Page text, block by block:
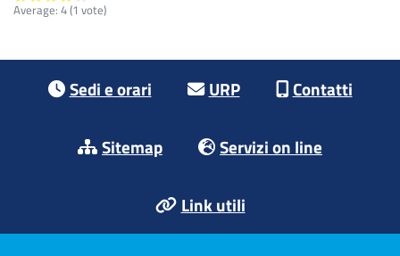
Average: 4(1 vote)
Sedi e orari URP Contatti
Sitemap Servizi on line
Link utili